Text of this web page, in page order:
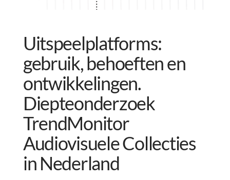
Uitspeelplatforms:
gebruik, behoeften en
ontwikkelingen.
Diepteonderzoek
TrendMonitor
Audiovisuele Collecties
in Nederland